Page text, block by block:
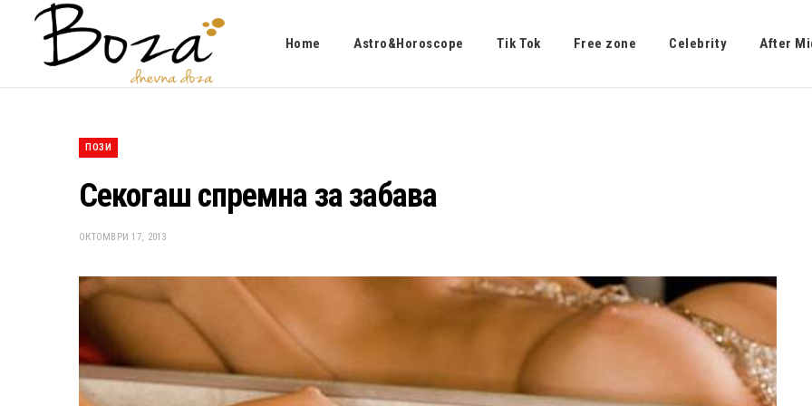
Home Astro&Horoscope Tik Tok Free zone Celebrity After
ПОЗИ
Секогаш спремна за забава
ОКТОМВРИ 17, 2013